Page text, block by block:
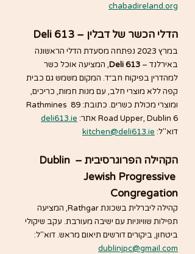
chabadireland.org
Deli 613 – הדלי הכשר של דבלין
במרץ 2023 נפתחה מסעדת הדלי הראשונה
באירלנד – Deli 613, המציעה אוכל כשר
למהדרין בפיקוח חב״ד. המקום משמש גם כבית
קפה ללא מוצרי חלב, עם מנות חמות, כריכים,
ומוצרי מכולת כשרים. כתובת: 89 Rathmines
Road Upper, Dublin 6 אתר:
deli613.ie
דוא"ל: kitchen@deli613.ie
הקהילה הפרוגרסיבית – Dublin
Jewish Progressive
Congregation
קהילה ליברלית בשכונת Rathgar, המציעה
תפילות שוויוניות עם ישיבה מעורבת. עקב שיקולי
ביטחון, ביקורים דורשים תיאום מראש. דוא"ל:
dublinjpc@gmail.com